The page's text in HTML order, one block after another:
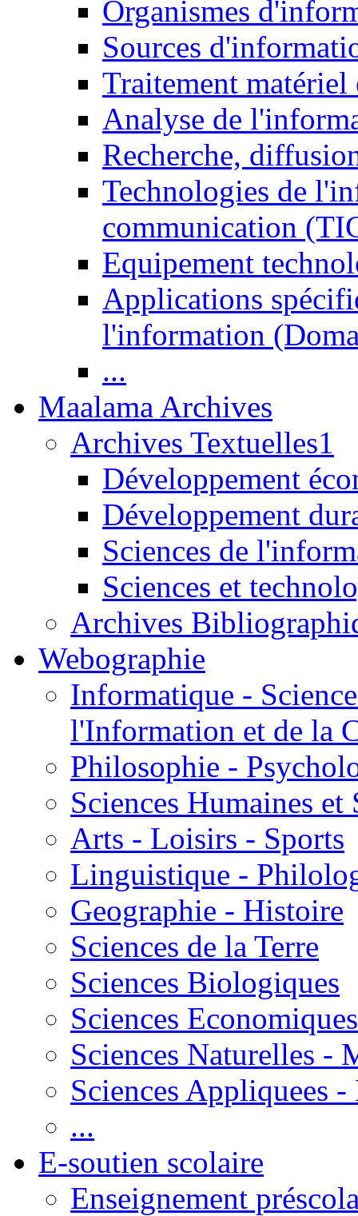
Organismes
Sources
Traitement matériel
Analyse de
Recherche,
Technologies de
communication
Equipement
Applications
l'information
...
Maalama Archives
Archives Textuelles1
Développement
Développement
Sciences de
Sciences et
Archives
Webographie
Informatique -
l'Information et de la
Philosophie -
Sciences Humaines et
Arts - Loisirs - Sports
Linguistique -
Geographie - Histoire
Sciences de la Terre
Sciences Biologiques
Sciences Economiques
Sciences Naturelles -
Sciences Appliquees
...
E-soutien scolaire